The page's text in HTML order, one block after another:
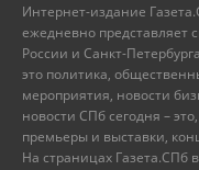
Интернет-издание
ежедневно представляет
России и Санкт-
это политика,
мероприятия, новости
новости СПб сегодня –
премьеры и выставки,
На страницах Газета.СПб